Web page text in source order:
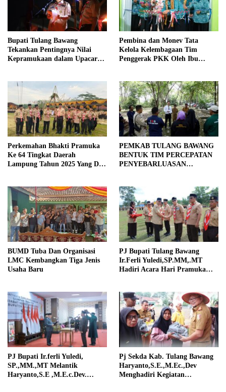
Bupati Tulang Bawang
Tekankan Pentingnya Nilai
Kepramukaan dalam Upacara
Pembina dan Monev Tata
Kelola Kelembagaan Tim
Penggerak PKK Oleh Ibu
Perkemahan Bhakti Pramuka
Ke 64 Tingkat Daerah
Lampung Tahun 2025 Yang Di
PEMKAB TULANG BAWANG
BENTUK TIM PERCEPATAN
PENYEBARLUASAN
BUMD Tuba Dan Organisasi
LMC Kembangkan Tiga Jenis
Usaha Baru
PJ Bupati Tulang Bawang
Ir.Ferli Yuledi,SP.MM,.MT
Hadiri Acara Hari Pramuka
PJ Bupati Ir.ferli Yuledi,
SP.,MM.,MT Melantik
Haryanto,S.E ,M.E.c.Dev.
Pj Sekda Kab. Tulang Bawang
Haryanto,S.E.,M.Ec.,Dev
Menghadiri Kegiatan